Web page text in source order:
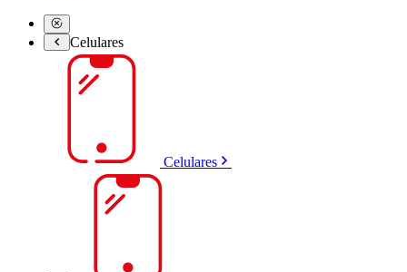
Celulares
Celulares